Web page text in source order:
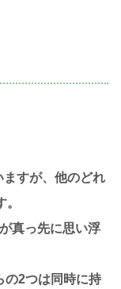
ますが、他のどれ
真っ先に思い浮
の2つは同時に持